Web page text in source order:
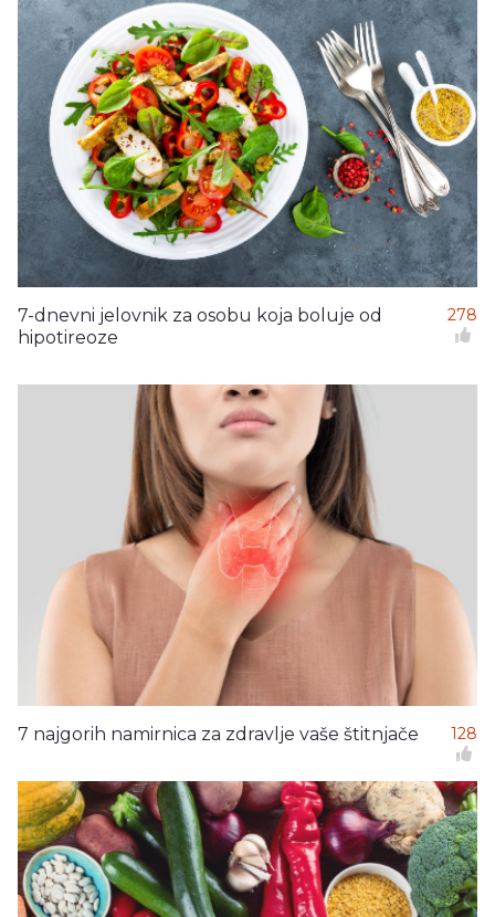
7-dnevni jelovnik za osobu koja boluje od
hipotireoze
278
7 najgorih namirnica za zdravlje vaše štitnjače 128